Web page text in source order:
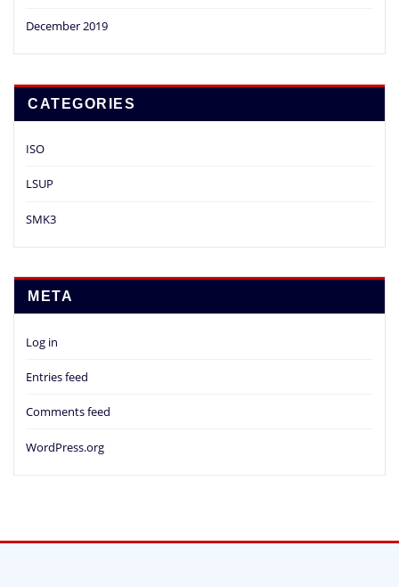
December 2019
CATEGORIES
ISO
LSUP
SMK3
META
Log in
Entries feed
Comments feed
WordPress.org